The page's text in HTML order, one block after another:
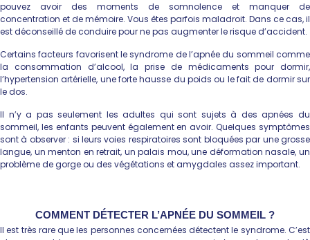
pouvez avoir des moments de somnolence et manquer de
concentration et de mémoire. Vous êtes parfois maladroit. Dans ce cas, il
est déconseillé de conduire pour ne pas augmenter le risque d’accident.
Certains facteurs favorisent le syndrome de l’apnée du sommeil comme
la consommation d’alcool, la prise de médicaments pour dormir,
l’hypertension artérielle, une forte hausse du poids ou le fait de dormir sur
le dos.
Il n’y a pas seulement les adultes qui sont sujets à des apnées du
sommeil, les enfants peuvent également en avoir. Quelques symptômes
sont à observer : si leurs voies respiratoires sont bloquées par une grosse
langue, un menton en retrait, un palais mou, une déformation nasale, un
problème de gorge ou des végétations et amygdales assez important.
COMMENT DÉTECTER L’APNÉE DU SOMMEIL ?
Il est très rare que les personnes concernées détectent le syndrome. C’est